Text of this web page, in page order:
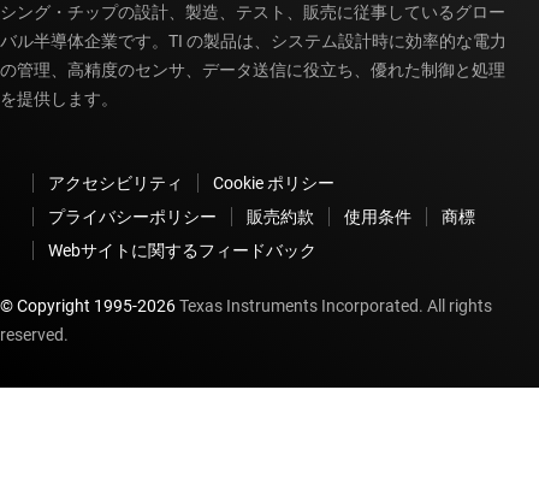
シング・チップの設計、製造、テスト、販売に従事しているグロー
バル半導体企業です。TI の製品は、システム設計時に効率的な電力
の管理、高精度のセンサ、データ送信に役立ち、優れた制御と処理
を提供します。
アクセシビリティ
Cookie ポリシー
プライバシーポリシー
販売約款 使用条件
商標
Webサイトに関するフィードバック
© Copyright 1995-2026Texas Instruments Incorporated. All rights
reserved.